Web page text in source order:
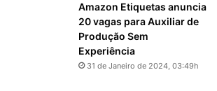
Amazon Etiquetas anuncia
20 vagas para Auxiliar de
Produção Sem
Experiência
31 de Janeiro de 2024, 03:49h